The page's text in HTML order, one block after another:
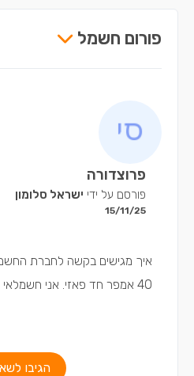
פורום חשמל
פרוצדורה
פורסם על ידי ישראל סלומון
15/11/25
40 אמפר חד פאזי. אני חשמלאי מוסמך.
הגיבו